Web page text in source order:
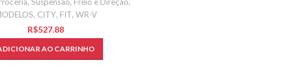
, CITY, FIT, WR-V
R$
AO CARRINHO